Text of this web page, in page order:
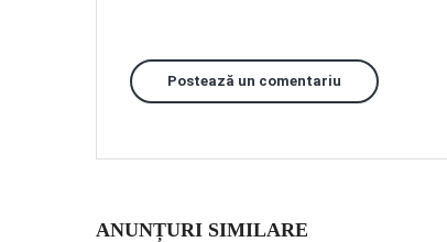
Postează un comentariu
ANUNȚURI SIMILARE